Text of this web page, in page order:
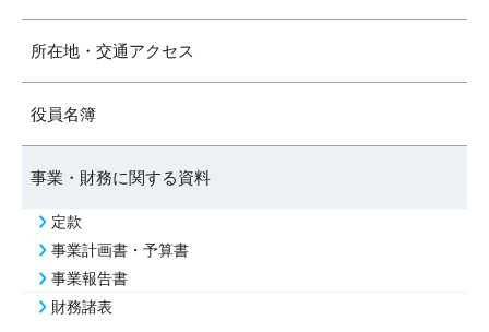
所在地・交通アクセス
役員名簿
事業・財務に関する資料
定款
事業計画書・予算書
事業報告書
財務諸表